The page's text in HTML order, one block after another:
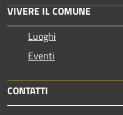
VIVERE IL COMUNE
Luoghi
Eventi
CONTATTI